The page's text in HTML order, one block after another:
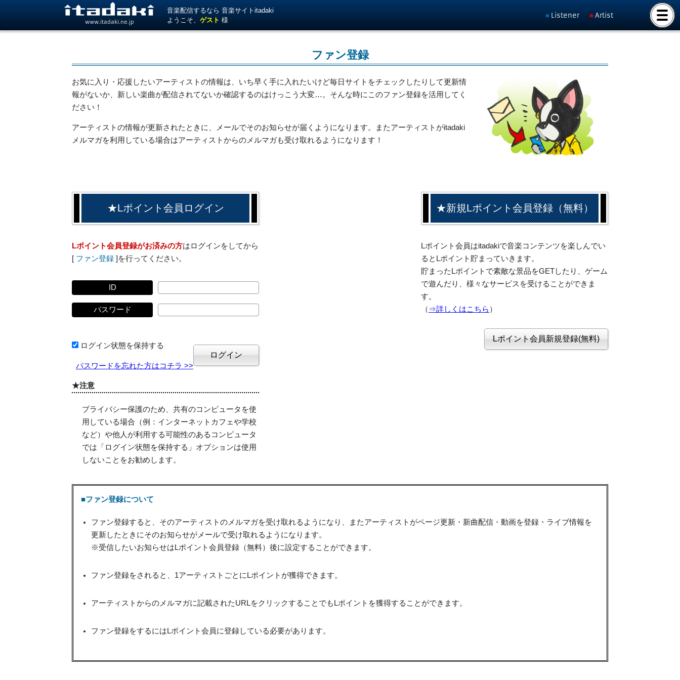
www.itadaki.ne.jp
音楽配信するなら 音楽サイトitadaki
ようこそ、ゲスト 様
Listener Artist
ファン登録
お気に入り・応援したいアーティストの情報は、いち早く手に入れたいけど毎日サイトをチェックしたりして更新情
報がないか、新しい楽曲が配信されてないか確認するのはけっこう大変…。そんな時にこのファン登録を活用してく
ださい！
アーティストの情報が更新されたときに、メールでそのお知らせが届くようになります。またアーティストがitadaki
メルマガを利用している場合はアーティストからのメルマガも受け取れるようになります！
★Lポイント会員ログイン
Lポイント会員登録がお済みの方はログインをしてから
[ ファン登録 ]を行ってください。
ID
パスワード
ログイン状態を保持する
パスワードを忘れた方はコチラ >>
★注意
プライバシー保護のため、共有のコンピュータを使
用している場合（例：インターネットカフェや学校
など）や他人が利用する可能性のあるコンピュータ
では「ログイン状態を保持する」オプションは使用
しないことをお勧めします。
★新規Lポイント会員登録（無料）
Lポイント会員はitadakiで音楽コンテンツを楽しんでい
るとLポイント貯まっていきます。
貯まったLポイントで素敵な景品をGETしたり、ゲーム
で遊んだり、様々なサービスを受けることができま
す。
（ ⇒詳しくはこちら ）
■ファン登録について
ファン登録すると、そのアーティストのメルマガを受け取れるようになり、またアーティストがページ更新・新曲配信・動画を登録・ライブ情報を
更新したときにそのお知らせがメールで受け取れるようになります。
※受信したいお知らせはLポイント会員登録（無料）後に設定することができます。
ファン登録をされると、1アーティストごとにLポイントが獲得できます。
アーティストからのメルマガに記載されたURLをクリックすることでもLポイントを獲得することができます。
ファン登録をするにはLポイント会員に登録している必要があります。